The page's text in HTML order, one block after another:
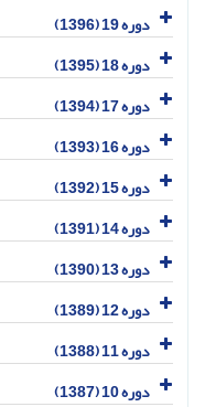
دوره 19 (1396)
دوره 18 (1395)
دوره 17 (1394)
دوره 16 (1393)
دوره 15 (1392)
دوره 14 (1391)
دوره 13 (1390)
دوره 12 (1389)
دوره 11 (1388)
دوره 10 (1387)